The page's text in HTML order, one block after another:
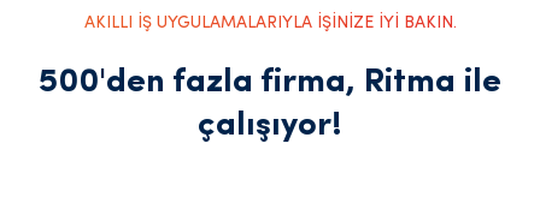
AKILLI İŞ UYGULAMALARIYLA İŞİNİZE İYİ BAKIN.
500'den fazla firma, Ritma ile
çalışıyor!